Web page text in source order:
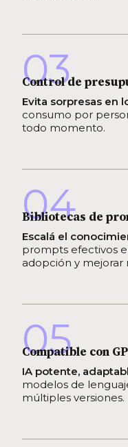
03
Control de
Evita sorpresas en
consumo por
todo momento.
04
Bibliotecas de
Escalá el
prompts efectivos
adopción y mejorar
05
Compatible con
IA potente,
modelos de
múltiples versiones.